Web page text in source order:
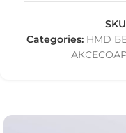
Categories: HMD